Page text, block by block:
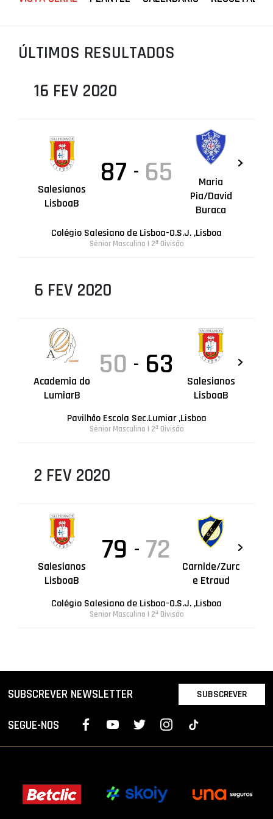
LIGA BETCLIC MASCULINA
LIGA BETCLIC FEMININA
ÚLTIMOS RESULTADOS
16 FEV 2020
Salesianos
LisboaB
87 - 65
Maria
Pia/David
Buraca
Colégio Salesiano de Lisboa-O.S.J. ,Lisboa
Sénior Masculino | 2ª Divisão
6 FEV 2020
Academia do
LumiarB
50 - 63
Salesianos
LisboaB
Pavilhão Escola Sec.Lumiar ,Lisboa
Sénior Masculino | 2ª Divisão
2 FEV 2020
Salesianos
LisboaB
79 - 72
Carnide/Zurc
e Etraud
Colégio Salesiano de Lisboa-O.S.J. ,Lisboa
Sénior Masculino | 2ª Divisão
SUBSCREVER NEWSLETTER SUBSCREVER
SEGUE-NOS